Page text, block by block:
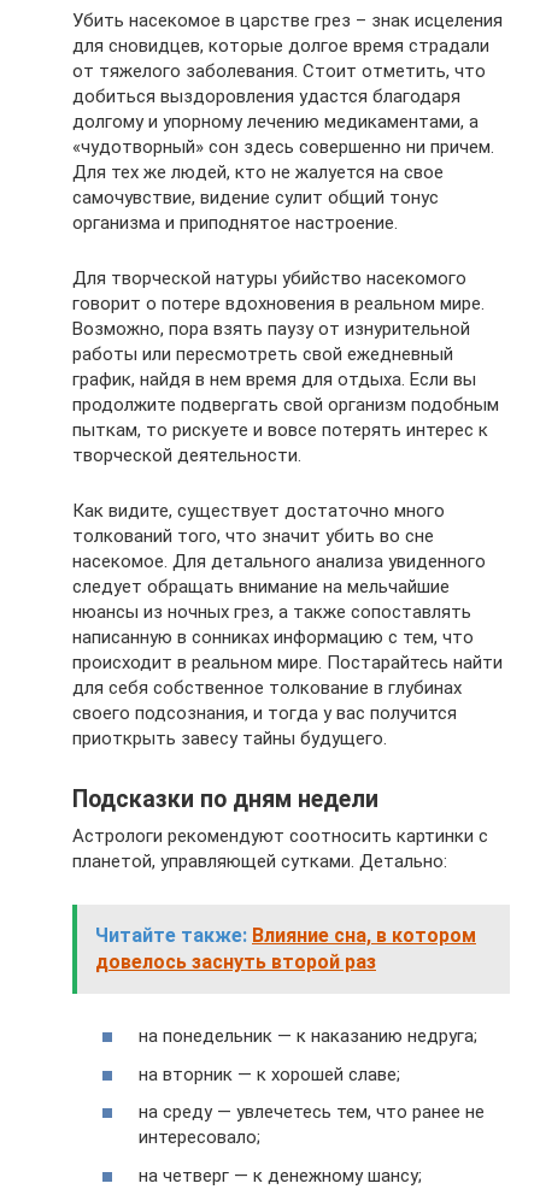
Убить насекомое в царстве грез – знак исцеления
для сновидцев, которые долгое время страдали
от тяжелого заболевания. Стоит отметить, что
добиться выздоровления удастся благодаря
долгому и упорному лечению медикаментами, а
«чудотворный» сон здесь совершенно ни причем.
Для тех же людей, кто не жалуется на свое
самочувствие, видение сулит общий тонус
организма и приподнятое настроение.
Для творческой натуры убийство насекомого
говорит о потере вдохновения в реальном мире.
Возможно, пора взять паузу от изнурительной
работы или пересмотреть свой ежедневный
график, найдя в нем время для отдыха. Если вы
продолжите подвергать свой организм подобным
пыткам, то рискуете и вовсе потерять интерес к
творческой деятельности.
Как видите, существует достаточно много
толкований того, что значит убить во сне
насекомое. Для детального анализа увиденного
следует обращать внимание на мельчайшие
нюансы из ночных грез, а также сопоставлять
написанную в сонниках информацию с тем, что
происходит в реальном мире. Постарайтесь найти
для себя собственное толкование в глубинах
своего подсознания, и тогда у вас получится
приоткрыть завесу тайны будущего.
Подсказки по дням недели
Астрологи рекомендуют соотносить картинки с
планетой, управляющей сутками. Детально:
Читайте также: Влияние сна, в котором
довелось заснуть второй раз
на понедельник — к наказанию недруга;
на вторник — к хорошей славе;
на среду — увлечетесь тем, что ранее не
интересовало;
на четверг — к денежному шансу;